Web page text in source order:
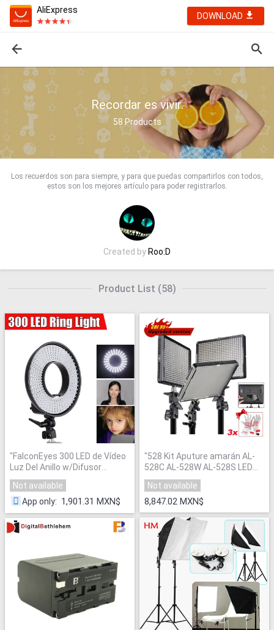
AliExpress
DOWNLOAD
Recordar es vivir.
58 Products
Los recuerdos son para siempre, y para que puedas compartirlos con todos,
estos son los mejores artículo para poder registrarlos.
Created byRoo:D
Product List (58)
"FalconEyes 300 LED de Vídeo
Luz Del Anillo w/Difusor
Regulable 3000 K-7000 K LED
Anillo Efecto Maravilloso para
Sombra de ojos de Luz
Menos"
Not available
App only: 1,901.31 MXN$
"528 Kit Aputure amarán AL-
528C AL-528W AL-528S LED
Video Studio foto Light Panel
iluminación de la fotografía
para Canon Nikon cámara
Not available
8,847.02 MXN$